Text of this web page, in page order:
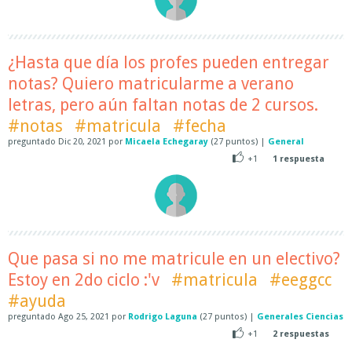
¿Hasta que día los profes pueden entregar
notas? Quiero matricularme a verano
letras, pero aún faltan notas de 2 cursos.
#notas
#matricula #fecha
preguntado Dic 20, 2021 por Micaela Echegaray (27 puntos) | General
+1
1 respuesta
Que pasa si no me matricule en un electivo?
Estoy en 2do ciclo :'v
#matricula
#eeggcc
#ayuda
preguntado Ago 25, 2021 por Rodrigo Laguna (27 puntos) | Generales Ciencias
+1
2 respuestas